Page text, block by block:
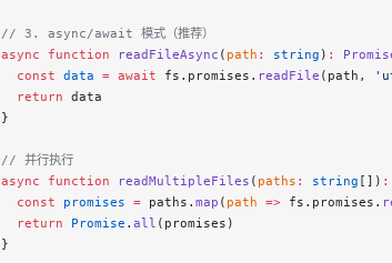
// 3. async/await 模式（推荐）
async function readFileAsync ( path : string ) :
  const
data = await fs.promises. readFile (path,
  return
data
}
// 并行执行
async function readMultipleFiles ( paths : string []) :
  const
promises = paths. map ( path => fs.promises.
  return
Promise . all (promises)
}